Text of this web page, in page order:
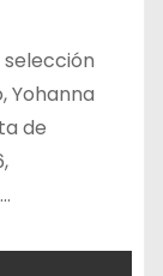
selección
Yohanna
de